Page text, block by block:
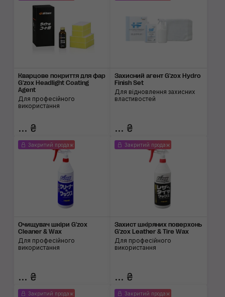
Кварцове покриття для фар
G'zox Headlight Coating
Agent
Для професійного
використання
... ₴
Захисний агент G'zox Hydro
Finish Set
Для відновлення захисних
властивостей
... ₴
Закритий продаж
Очищувач шкіри G'zox
Cleaner & Wax
Для професійного
використання
... ₴
Закритий продаж
Захист шкіряних поверхонь
G'zox Leather & Tire Wax
Для професійного
використання
... ₴
Закритий продаж Закритий продаж